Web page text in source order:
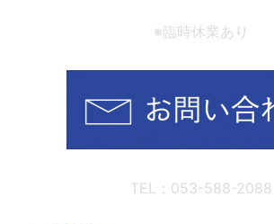
※臨時休業あり
TEL：053-588-2088